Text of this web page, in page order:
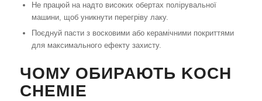
Не працюй на надто високих обертах полірувальної
машини, щоб уникнути перегріву лаку.
Поєднуй пасти з восковими або керамічними покриттями
для максимального ефекту захисту.
ЧОМУ ОБИРАЮТЬ KOCH
CHEMIE